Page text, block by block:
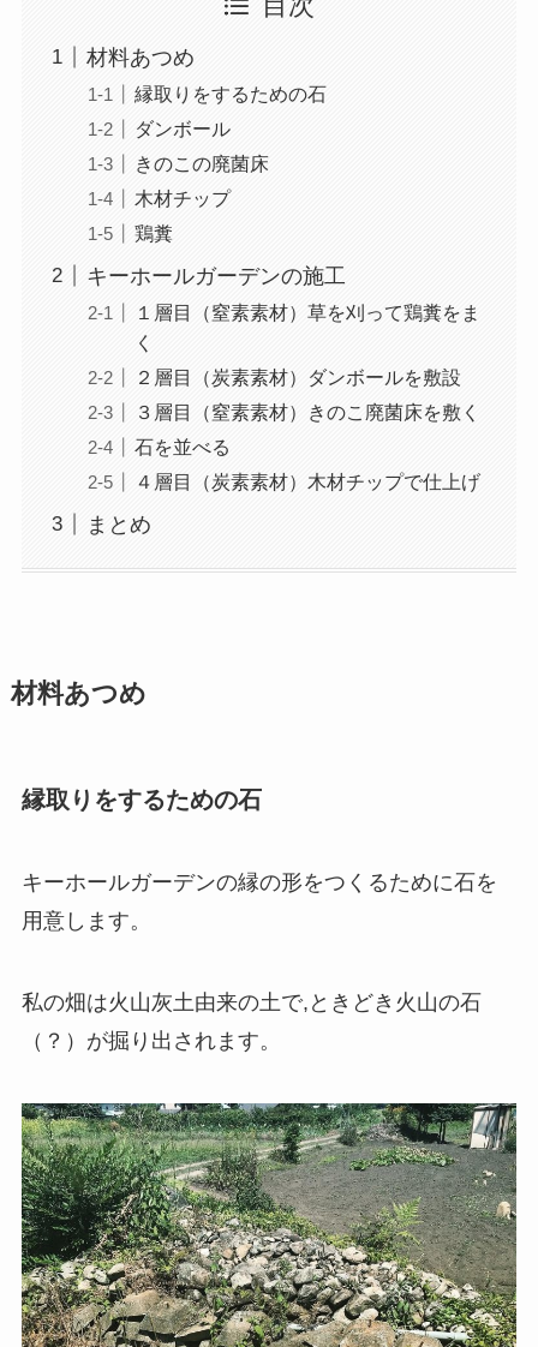
目次
材料あつめ
縁取りをするための石
ダンボール
きのこの廃菌床
木材チップ
鶏糞
キーホールガーデンの施工
１層目（窒素素材）草を刈って鶏糞をま
く
２層目（炭素素材）ダンボールを敷設
３層目（窒素素材）きのこ廃菌床を敷く
石を並べる
４層目（炭素素材）木材チップで仕上げ
まとめ
材料あつめ
縁取りをするための石
キーホールガーデンの縁の形をつくるために石を
用意します。
私の畑は火山灰土由来の土で,ときどき火山の石
（？）が掘り出されます。